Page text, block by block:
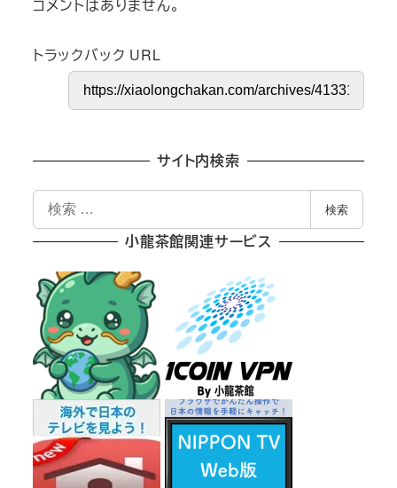
コメントはありません。
トラックバック URL
サイト内検索
索
検索
小龍茶館関連サービス